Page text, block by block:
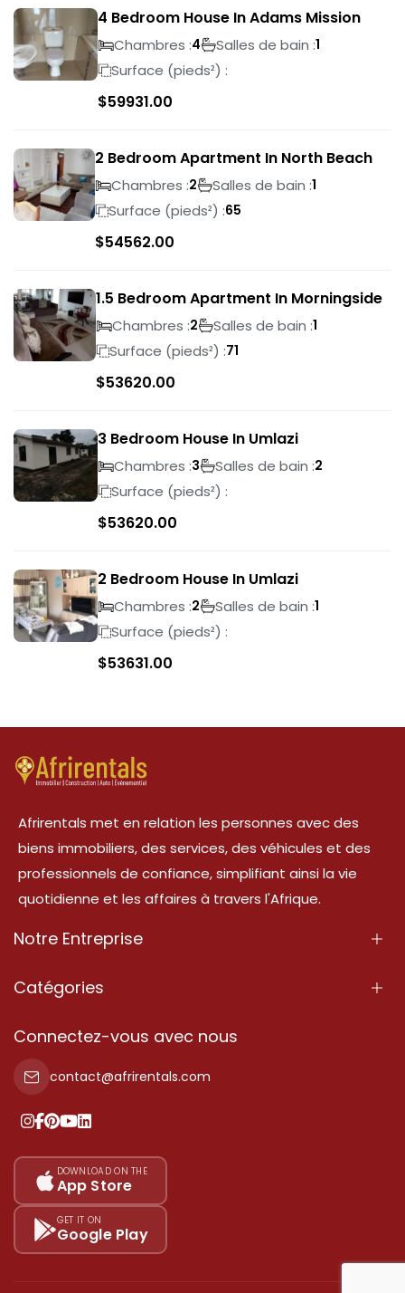
4 Bedroom House In Adams Mission
Chambres :4 Salles de bain :1
Surface (pieds²) :
$59931.00
2 Bedroom Apartment In North Beach
Chambres :2 Salles de bain :1
Surface (pieds²) :65
$54562.00
1.5 Bedroom Apartment In Morningside
Chambres :2 Salles de bain :1
Surface (pieds²) :71
$53620.00
3 Bedroom House In Umlazi
Chambres :3 Salles de bain :2
Surface (pieds²) :
$53620.00
2 Bedroom House In Umlazi
Chambres :2 Salles de bain :1
Surface (pieds²) :
$53631.00
Afrirentals met en relation les personnes avec des
biens immobiliers, des services, des véhicules et des
professionnels de confiance, simplifiant ainsi la vie
quotidienne et les affaires à travers l'Afrique.
Notre Entreprise
À Propos
Conditions d'Utilisation
Politique de Confidentialité
Nos tarifs
Plan du site
Catégories
Propriété
Propriété à vendre
Propriété à louer
Ajoutez votre témoignage
Connectez-vous avec nous
contact@afrirentals.com
DOWNLOAD ON THE
App Store
GET IT ON
Google Play